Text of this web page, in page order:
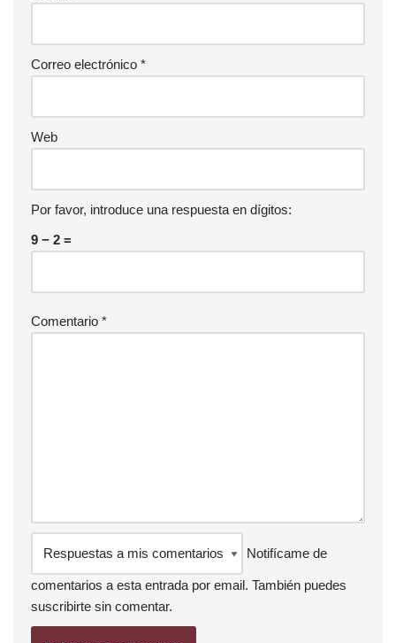
Correo electrónico *
Web
Por favor, introduce una respuesta en dígitos:
9 − 2 =
Comentario *
Notifícame de
comentarios a esta entrada por email. También puedes
suscribirte sin comentar.